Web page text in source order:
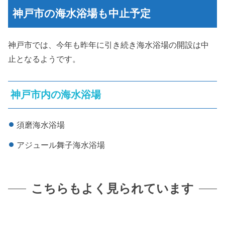
神戸市の海水浴場も中止予定
神戸市では、今年も昨年に引き続き海水浴場の開設は中
止となるようです。
神戸市内の海水浴場
須磨海水浴場
アジュール舞子海水浴場
こちらもよく見られています